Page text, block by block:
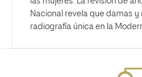
Nacional revela que damas
radiografía única en la